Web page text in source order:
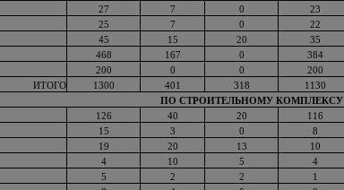
27 7 0 23
25 7 0 22
45 15 20 35
468 167 0 384
200 0 0 200
ИТОГО
1300 401 318 1130
ПО СТРОИТЕЛЬНОМУ КОМПЛЕКСУ
126 40 20 116
15 3 0 8
19 20 13 10
4 10 5 4
5 2 2 1